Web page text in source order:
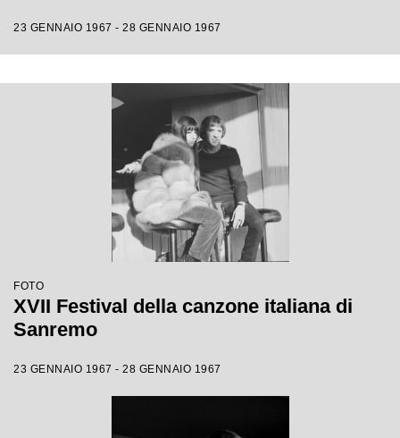
23 GENNAIO 1967 - 28 GENNAIO 1967
FOTO
XVII Festival della canzone italiana di
Sanremo
23 GENNAIO 1967 - 28 GENNAIO 1967